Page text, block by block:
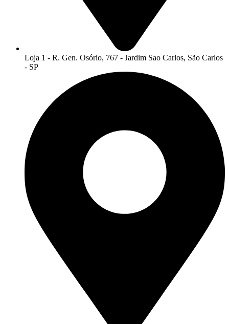
Loja 1 - R. Gen. Osório, 767 - Jardim Sao Carlos, São Carlos
- SP